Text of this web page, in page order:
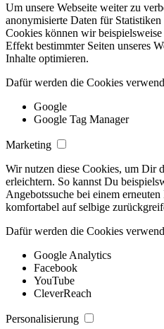
Um unsere Webseite weiter zu
anonymisierte Daten für
Cookies können wir
Effekt bestimmter Seiten unseres
Inhalte optimieren.
Dafür werden die Cookies
Google
Google Tag Manager
Marketing
Wir nutzen diese Cookies, um Dir
erleichtern. So kannst Du
Angebotssuche bei einem
komfortabel auf selbige
Dafür werden die Cookies
Google Analytics
Facebook
YouTube
CleverReach
Personalisierung